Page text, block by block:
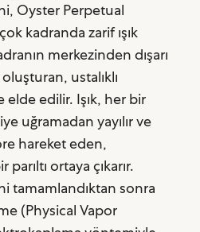
Oyster Perpetual
kadranda zarif ışık
merkezinden dışarı
ustalıklı
elde edilir. Işık, her bir
uğramadan yayılır ve
hareket eden,
ortaya çıkarır.
tamamlandıktan sonra
(Physical Vapor